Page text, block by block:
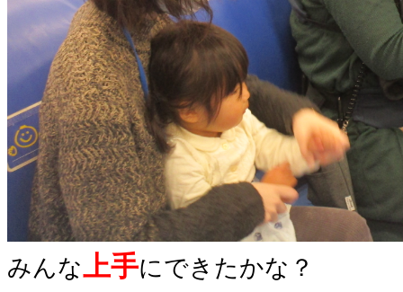
みんな上手にできたかな？